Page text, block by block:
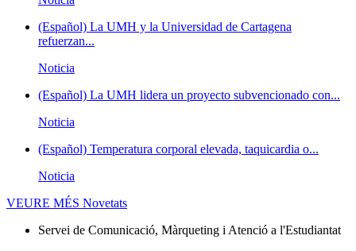
(Español) La UMH y la Universidad de Cartagena
refuerzan...
Noticia
(Español) La UMH lidera un proyecto subvencionado con...
Noticia
(Español) Temperatura corporal elevada, taquicardia o...
Noticia
VEURE MÉS Novetats
Servei de Comunicació, Màrqueting i Atenció a l'Estudiantat